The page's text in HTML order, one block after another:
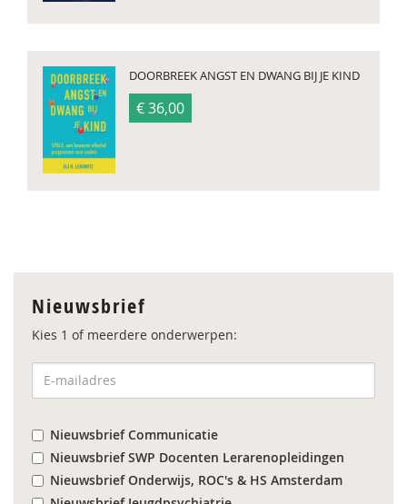
DOORBREEK ANGST EN DWANG BIJ JE KIND
€ 36,00
Nieuwsbrief
Kies 1 of meerdere onderwerpen:
Nieuwsbrief Communicatie
Nieuwsbrief SWP Docenten Lerarenopleidingen
Nieuwsbrief Onderwijs, ROC's & HS Amsterdam